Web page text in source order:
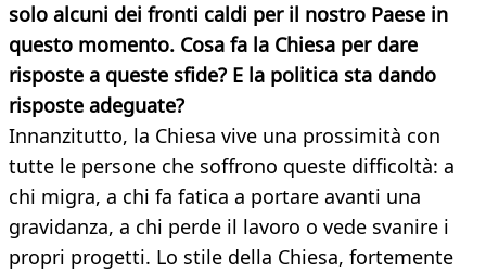
solo alcuni dei fronti caldi per il nostro Paese in
questo momento. Cosa fa la Chiesa per dare
risposte a queste sfide? E la politica sta dando
risposte adeguate?
Innanzitutto, la Chiesa vive una prossimità con
tutte le persone che soffrono queste difficoltà: a
chi migra, a chi fa fatica a portare avanti una
gravidanza, a chi perde il lavoro o vede svanire i
propri progetti. Lo stile della Chiesa, fortemente